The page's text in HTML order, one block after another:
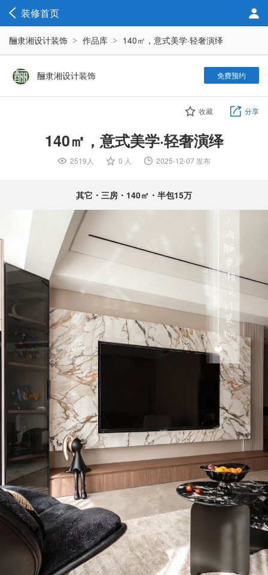
装修首页
酾隶湘设计装饰 作品库 140㎡，意式美学·轻奢演绎
酾隶湘设计装饰 免费预约
收藏 分享
140㎡，意式美学·轻奢演绎
 2519人  0 人  2025-12-07 发布
其它・三房・140㎡・半包15万